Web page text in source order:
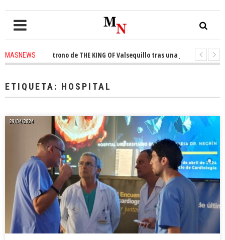
MASNEWS
el trono de THE KING OF Valsequillo tras una jornada de
ETIQUETA: HOSPITAL
29/04/2024